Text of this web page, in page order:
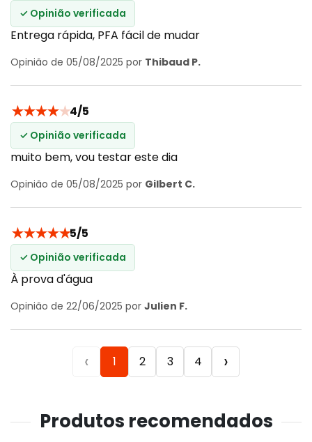
✓ Opinião verificada
Entrega rápida, PFA fácil de mudar
Opinião de 05/08/2025 por Thibaud P.
★★★★★4/5
✓ Opinião verificada
muito bem, vou testar este dia
Opinião de 05/08/2025 por Gilbert C.
★★★★★5/5
✓ Opinião verificada
À prova d'água
Opinião de 22/06/2025 por Julien F.
‹ 1 2 3 4 ›
Produtos recomendados